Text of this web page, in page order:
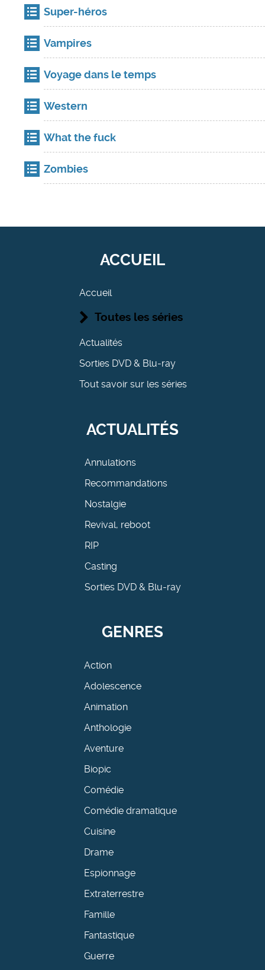
Super-héros
Vampires
Voyage dans le temps
Western
What the fuck
Zombies
ACCUEIL
Accueil
Toutes les séries
Actualités
Sorties DVD & Blu-ray
Tout savoir sur les séries
ACTUALITÉS
Annulations
Recommandations
Nostalgie
Revival, reboot
RIP
Casting
Sorties DVD & Blu-ray
GENRES
Action
Adolescence
Animation
Anthologie
Aventure
Biopic
Comédie
Comédie dramatique
Cuisine
Drame
Espionnage
Extraterrestre
Famille
Fantastique
Guerre